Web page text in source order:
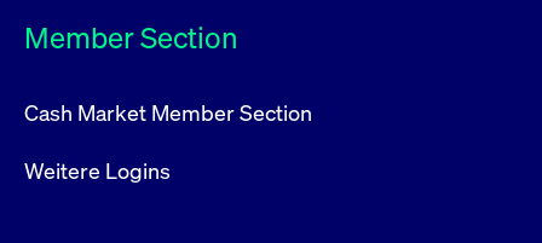
Member Section
Cash Market Member Section
Weitere Logins